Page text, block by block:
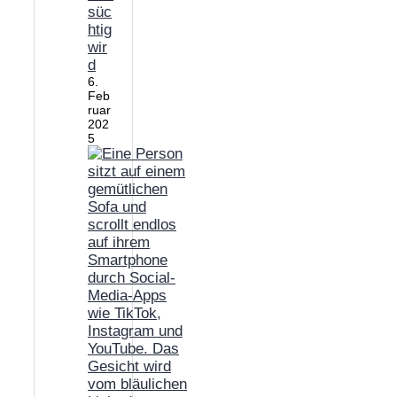
süc
htig
wir
d
6.
Feb
ruar
202
5